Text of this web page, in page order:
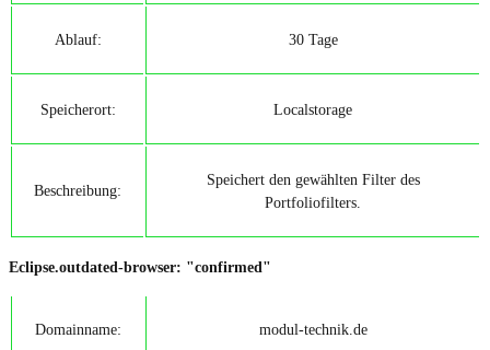
Ablauf: 30 Tage
Speicherort: Localstorage
Beschreibung:
Speichert den gewählten Filter des
Portfoliofilters.
Eclipse.outdated-browser: "confirmed"
Domainname: modul-technik.de